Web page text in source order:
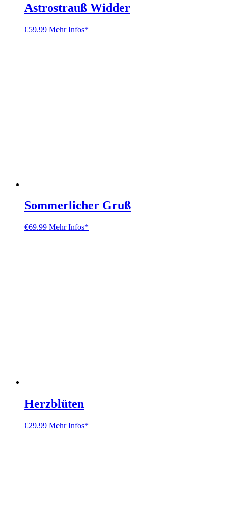
Astrostrauß Widder
€59.99 Mehr Infos*
Sommerlicher Gruß
€69.99 Mehr Infos*
Herzblüten
€29.99 Mehr Infos*